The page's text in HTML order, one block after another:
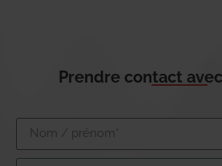
Prendre contact